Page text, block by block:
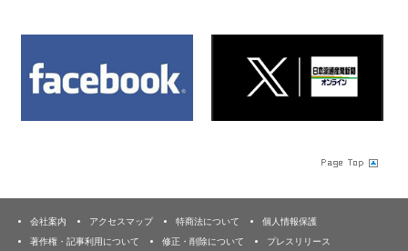
会社案内 アクセスマップ 特商法について
個人情報保護
著作権・記事利用について
修正・削除について プレスリリース